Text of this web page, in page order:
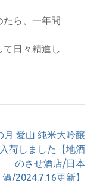
ら、一年間
日々精進し
月 愛山 純米大吟醸
荷しました【地酒
のさせ酒店/日本
酒/2024.7.16更新】